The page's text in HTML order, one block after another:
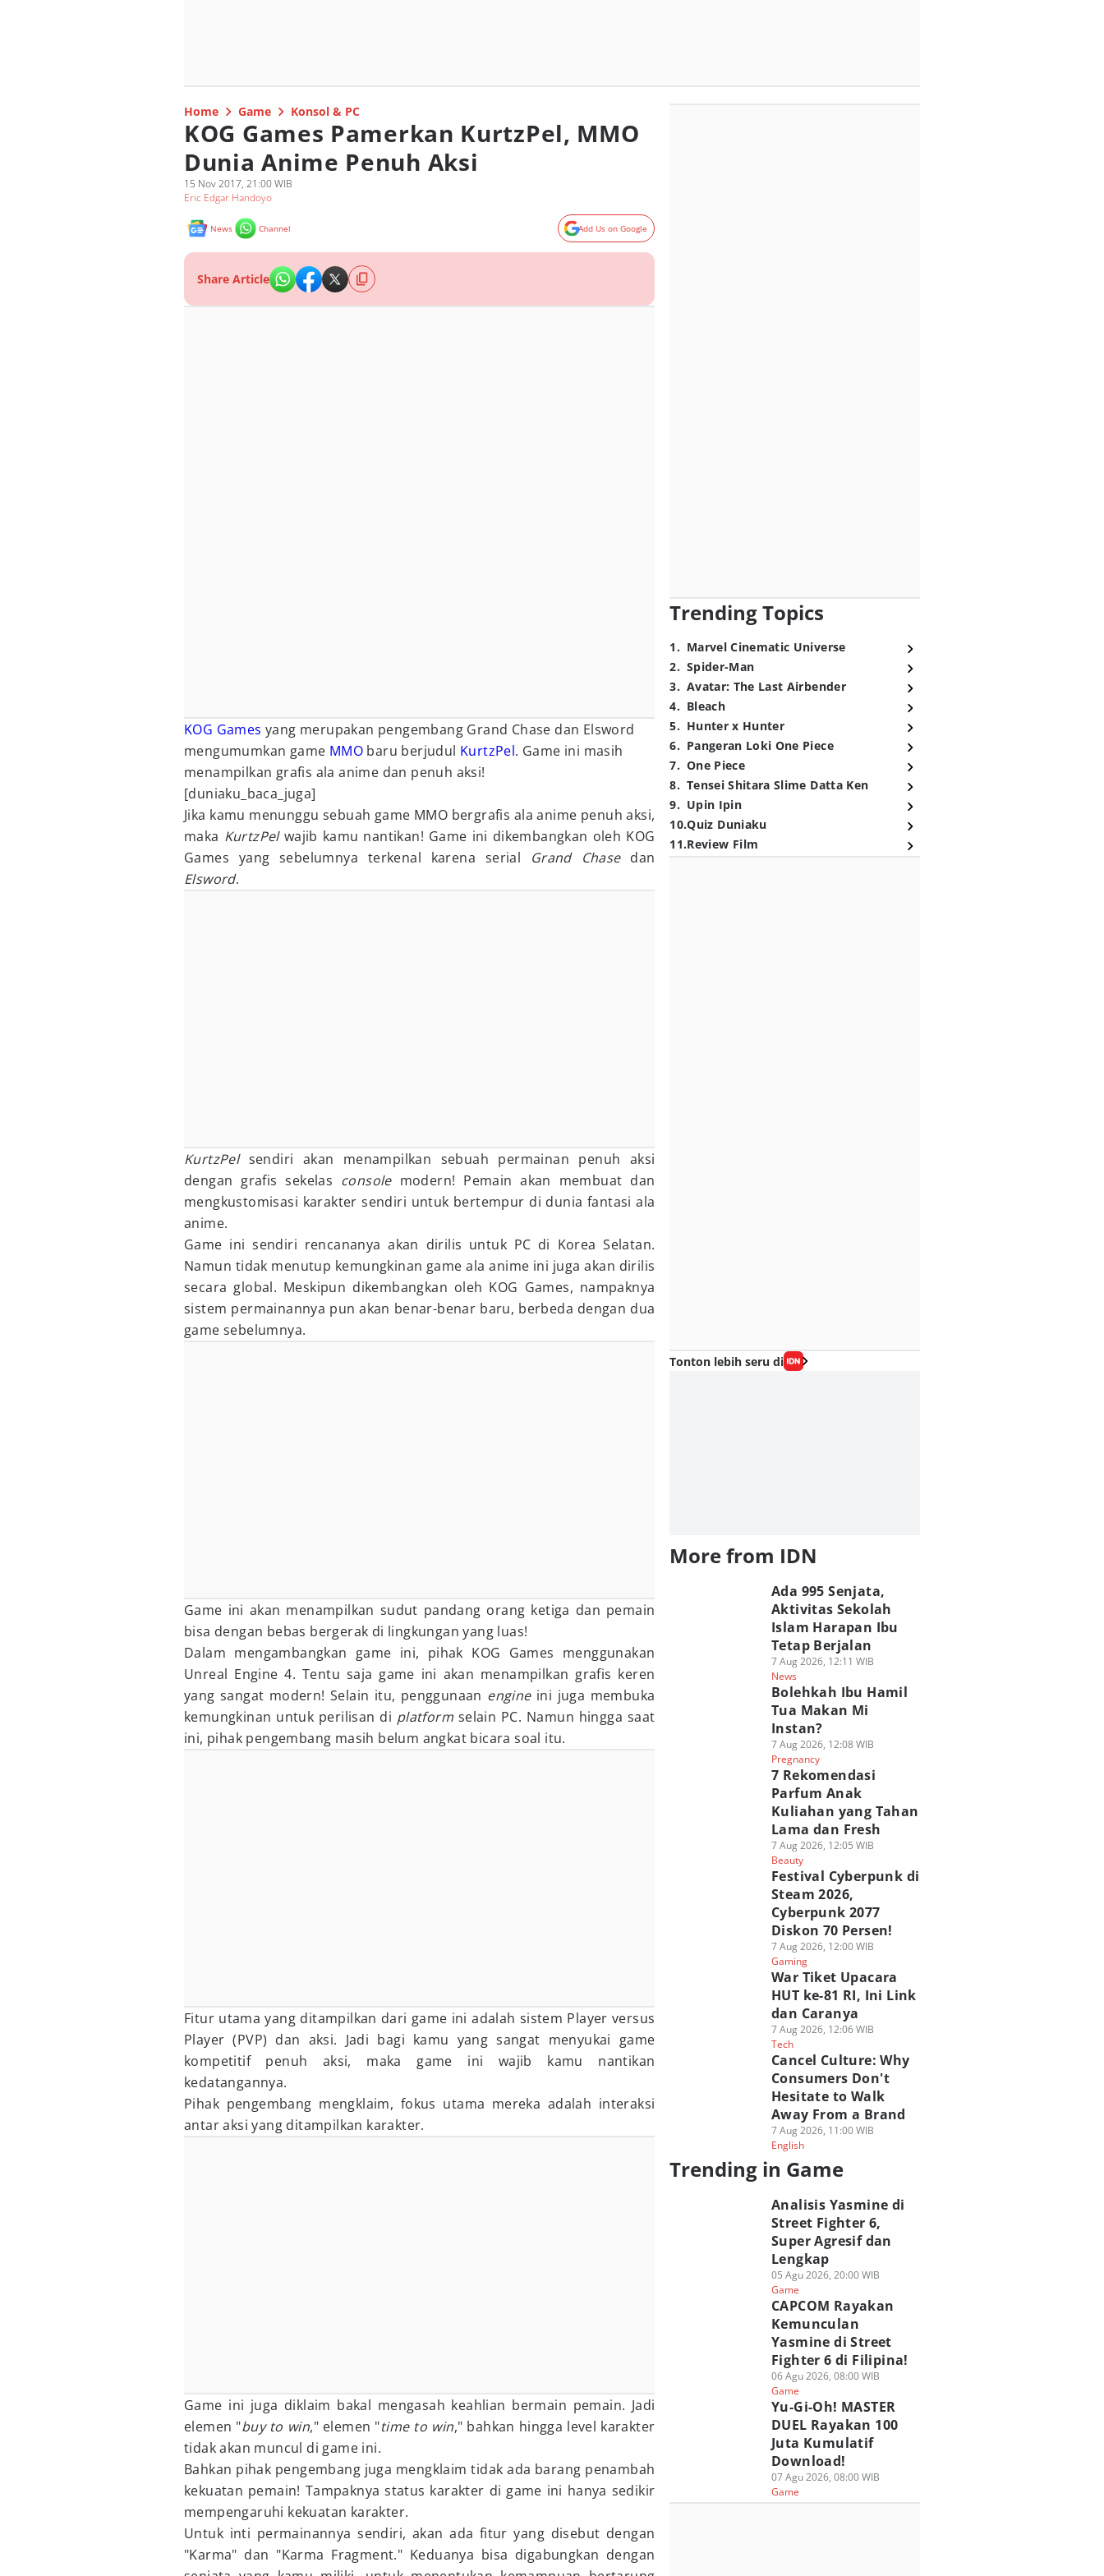
Home Game Konsol & PC
KOG Games Pamerkan KurtzPel, MMO
Dunia Anime Penuh Aksi
15 Nov 2017, 21:00 WIB
Eric Edgar Handoyo
News Channel Add Us on Google
Share Article
KOG Games yang merupakan pengembang Grand Chase dan Elsword
mengumumkan game MMO baru berjudul KurtzPel. Game ini masih
menampilkan grafis ala anime dan penuh aksi!
[duniaku_baca_juga]
Jika kamu menunggu sebuah game MMO bergrafis ala anime penuh aksi,
maka KurtzPelwajib kamu nantikan! Game ini dikembangkan oleh KOG
Games yang sebelumnya terkenal karena serial Grand Chasedan
Elsword.
KurtzPelsendiri akan menampilkan sebuah permainan penuh aksi
dengan grafis sekelas consolemodern! Pemain akan membuat dan
mengkustomisasi karakter sendiri untuk bertempur di dunia fantasi ala
anime.
Game ini sendiri rencananya akan dirilis untuk PC di Korea Selatan.
Namun tidak menutup kemungkinan game ala anime ini juga akan dirilis
secara global. Meskipun dikembangkan oleh KOG Games, nampaknya
sistem permainannya pun akan benar-benar baru, berbeda dengan dua
game sebelumnya.
Game ini akan menampilkan sudut pandang orang ketiga dan pemain
bisa dengan bebas bergerak di lingkungan yang luas!
Dalam mengambangkan game ini, pihak KOG Games menggunakan
Unreal Engine 4. Tentu saja game ini akan menampilkan grafis keren
yang sangat modern! Selain itu, penggunaan engineini juga membuka
kemungkinan untuk perilisan di platform selain PC. Namun hingga saat
ini, pihak pengembang masih belum angkat bicara soal itu.
Fitur utama yang ditampilkan dari game ini adalah sistem Player versus
Player (PVP) dan aksi. Jadi bagi kamu yang sangat menyukai game
kompetitif penuh aksi, maka game ini wajib kamu nantikan
kedatangannya.
Pihak pengembang mengklaim, fokus utama mereka adalah interaksi
antar aksi yang ditampilkan karakter.
Game ini juga diklaim bakal mengasah keahlian bermain pemain. Jadi
elemen "buy to win," elemen "time to win," bahkan hingga level karakter
tidak akan muncul di game ini.
Bahkan pihak pengembang juga mengklaim tidak ada barang penambah
kekuatan pemain! Tampaknya status karakter di game ini hanya sedikir
mempengaruhi kekuatan karakter.
Untuk inti permainannya sendiri, akan ada fitur yang disebut dengan
"Karma" dan "Karma Fragment." Keduanya bisa digabungkan dengan
Trending Topics
1. Marvel Cinematic Universe
2. Spider-Man
3. Avatar: The Last Airbender
4. Bleach
5. Hunter x Hunter
6. Pangeran Loki One Piece
7. One Piece
8. Tensei Shitara Slime Datta Ken
9. Upin Ipin
10.Quiz Duniaku
11.Review Film
Tonton lebih seru di
More from IDN
Ada 995 Senjata,
Aktivitas Sekolah
Islam Harapan Ibu
Tetap Berjalan
7 Aug 2026, 12:11 WIB
News
Bolehkah Ibu Hamil
Tua Makan Mi
Instan?
7 Aug 2026, 12:08 WIB
Pregnancy
7 Rekomendasi
Parfum Anak
Kuliahan yang Tahan
Lama dan Fresh
7 Aug 2026, 12:05 WIB
Beauty
Festival Cyberpunk di
Steam 2026,
Cyberpunk 2077
Diskon 70 Persen!
7 Aug 2026, 12:00 WIB
Gaming
War Tiket Upacara
HUT ke-81 RI, Ini Link
dan Caranya
7 Aug 2026, 12:06 WIB
Tech
Cancel Culture: Why
Consumers Don't
Hesitate to Walk
Away From a Brand
7 Aug 2026, 11:00 WIB
English
Trending in Game
Analisis Yasmine di
Street Fighter 6,
Super Agresif dan
Lengkap
05 Agu 2026, 20:00 WIB
Game
CAPCOM Rayakan
Kemunculan
Yasmine di Street
Fighter 6 di Filipina!
06 Agu 2026, 08:00 WIB
Game
Yu-Gi-Oh! MASTER
DUEL Rayakan 100
Juta Kumulatif
Download!
07 Agu 2026, 08:00 WIB
Game